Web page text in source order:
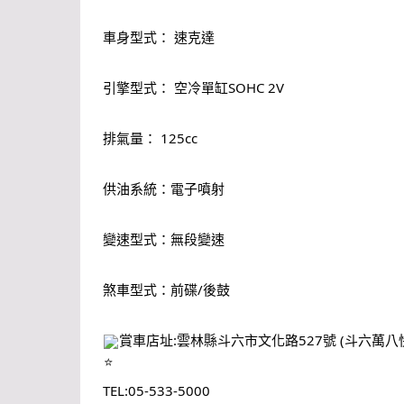
車身型式： 速克達
引擎型式： 空冷單缸SOHC 2V
排氣量： 125cc
供油系統：電子噴射
變速型式：無段變速
煞車型式：前碟/後鼓
賞車店址:雲林縣斗六市文化路527號 (斗六萬八
TEL:05-533-5000